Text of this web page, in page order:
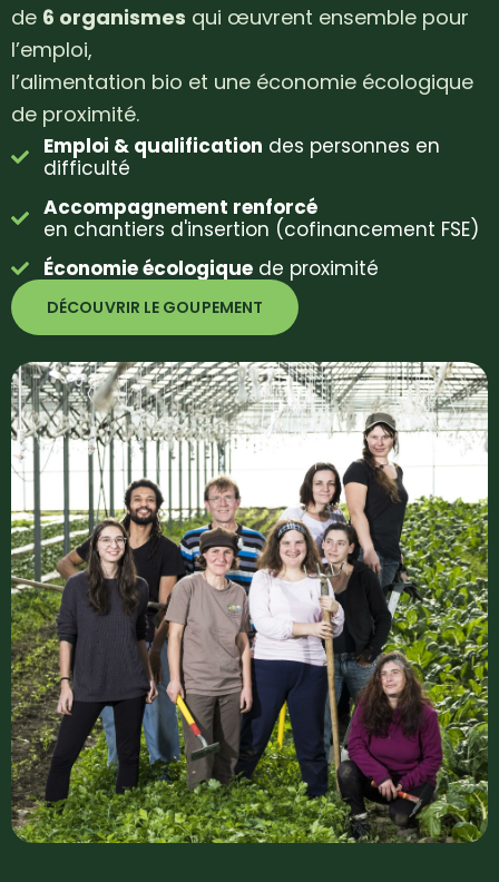
de 6 organismes qui œuvrent ensemble pour
l’emploi,
l’alimentation bio et une économie écologique
de proximité.
Emploi & qualification des personnes en
difficulté
Accompagnement renforcé
en chantiers d'insertion (cofinancement FSE)
Économie écologique de proximité
DÉCOUVRIR LE GOUPEMENT